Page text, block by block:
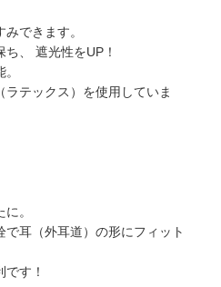
できます。
、 遮光性をUP！
テックス）を使用していま
。
耳（外耳道）の形にフィット
す！